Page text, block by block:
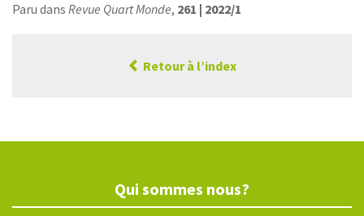
Paru dans Revue Quart Monde, 261 | 2022/1
Retour à l’index
Qui sommes nous?